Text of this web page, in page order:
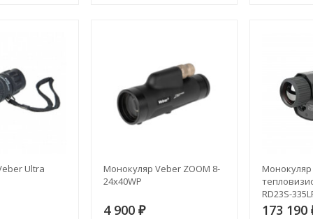
Ultra
Монокуляр Veber ZOOM 8-
24x40WP
4 900 ₽
Монокуляр
RD23S-
173 190